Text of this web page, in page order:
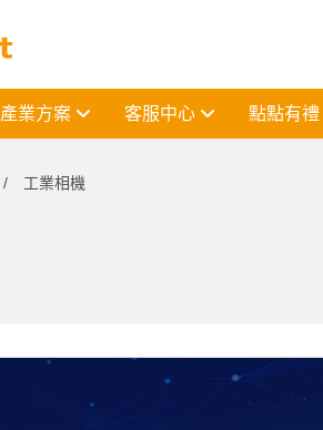
產業方案 客服中心 點點有禮
工業相機